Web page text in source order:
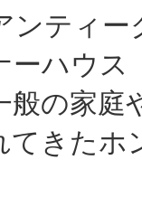
ンティー
ーハウス
般の家庭
てきたホ